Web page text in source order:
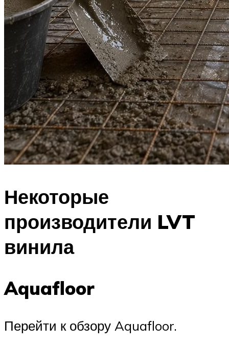
Некоторые
производители LVT
винила
Aquafloor
Перейти к обзору Aquafloor.